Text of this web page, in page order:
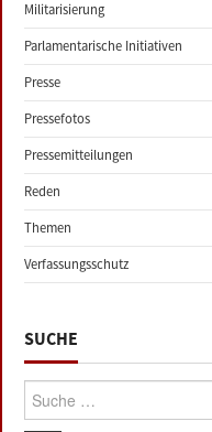
Militarisierung
Parlamentarische Initiativen
Presse
Pressefotos
Pressemitteilungen
Reden
Themen
Verfassungsschutz
SUCHE
Suche: